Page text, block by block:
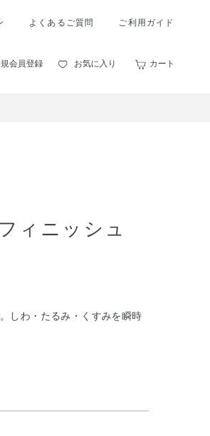
よくあるご質問 ご利用ガイド
会員登録 お気に入り カート
ィニッシュ
しわ・たるみ・くすみを瞬時